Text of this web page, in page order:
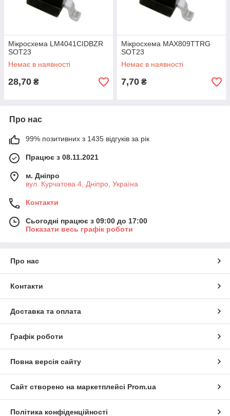
Мікросхема LM4041CIDBZR
SOT23
Немає в наявності
28,70 ₴
Мікросхема MAX809TTRG
SOT23
Немає в наявності
7,70 ₴
Про нас
99% позитивних з 1435 відгуків за рік
Працює з 08.11.2021
м. Дніпро
вул. Курчатова 4, Дніпро, Україна
Контакти
Сьогодні працює з 09:00 до 17:00
Показати весь графік роботи
Про нас
Контакти
Доставка та оплата
Графік роботи
Повна версія сайту
Сайт створено на маркетплейсі Prom.ua
Політика конфіденційності